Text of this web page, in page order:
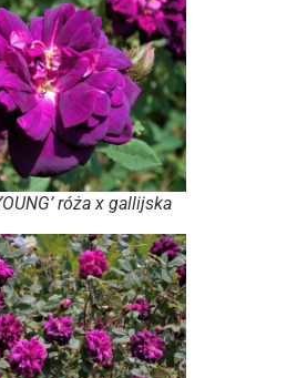
róża x gallijska